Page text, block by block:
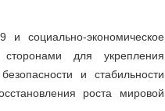
социально-экономическое
для укрепления
и стабильности
роста мировой